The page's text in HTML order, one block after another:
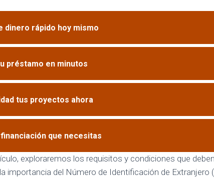
dinero rápido hoy mismo
préstamo en minutos
tus proyectos ahora
que necesitas
exploraremos los requisitos y condiciones que
importancia del Número de Identificación de Extranjero